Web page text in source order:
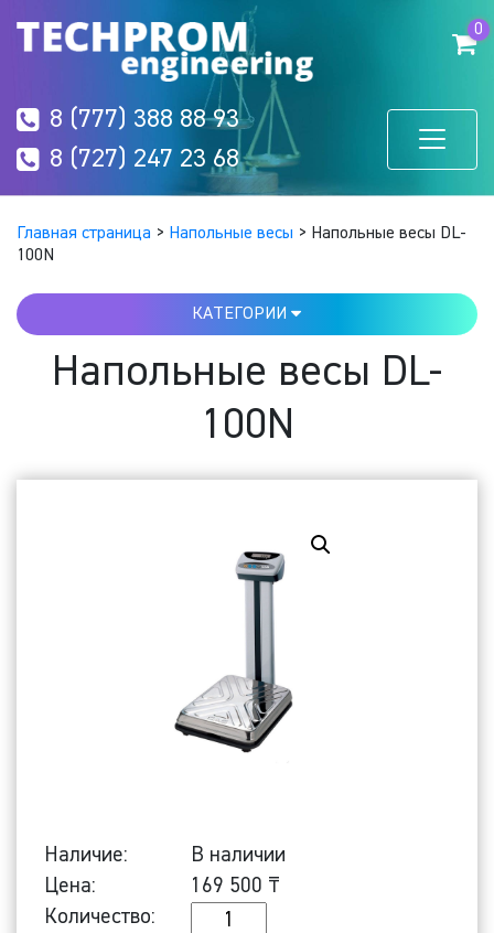
0
8 (777) 388 88 93
8 (727) 247 23 68
Главная страница > Напольные весы > Напольные весы DL-
100N
КАТЕГОРИИ
Напольные весы DL-
100N
Наличие:
В наличии
Цена:
169 500 ₸
Количество:
Количество